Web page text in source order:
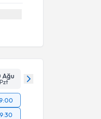
Ağu
Pzt